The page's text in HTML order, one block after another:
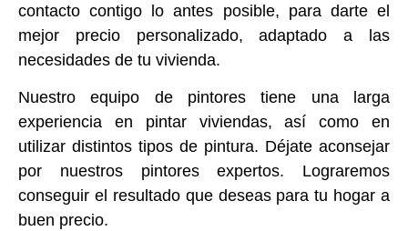
contacto contigo lo antes posible, para darte el
mejor precio personalizado, adaptado a las
necesidades de tu vivienda.
Nuestro equipo de pintores tiene una larga
experiencia en pintar viviendas, así como en
utilizar distintos tipos de pintura. Déjate aconsejar
por nuestros pintores expertos. Lograremos
conseguir el resultado que deseas para tu hogar a
buen precio.